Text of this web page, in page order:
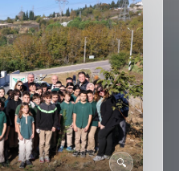
🔍
ECZANELER
- AFET